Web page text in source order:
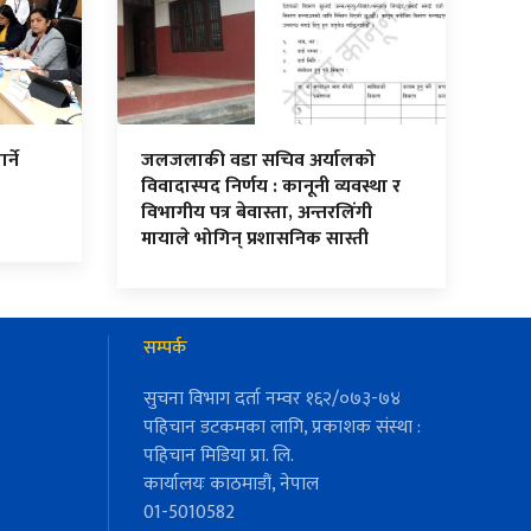
जलजलाकी वडा सचिव अर्यालको
विवादास्पद निर्णय : कानूनी व्यवस्था र
विभागीय पत्र बेवास्ता, अन्तरलिंगी
मायाले भोगिन् प्रशासनिक सास्ती
सम्पर्क
सुचना विभाग दर्ता नम्वर १६२/०७३-७४
पहिचान डटकमका लागि, प्रकाशक संस्था :
पहिचान मिडिया प्रा. लि.
कार्यालयः काठमाडौं, नेपाल
01-5010582